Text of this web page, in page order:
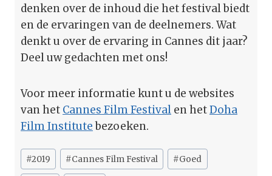
denken over de inhoud die het festival biedt
en de ervaringen van de deelnemers. Wat
denkt u over de ervaring in Cannes dit jaar?
Deel uw gedachten met ons!
Voor meer informatie kunt u de websites
van het Cannes Film Festival en hetDoha
Film Institutebezoeken.
Bericht
tags:
#2019 #Cannes Film Festival #Goed